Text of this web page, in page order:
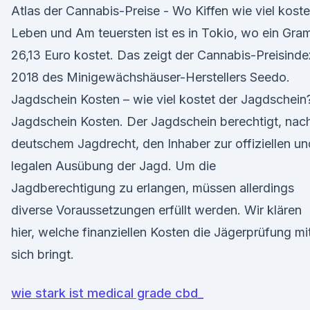
Atlas der Cannabis-Preise - Wo Kiffen wie viel
Leben und Am teuersten ist es in Tokio, wo ein
26,13 Euro kostet. Das zeigt der Cannabis-
2018 des Minigewächshäuser-Herstellers Seedo.
Jagdschein Kosten – wie viel kostet der
Jagdschein Kosten. Der Jagdschein berechtigt,
deutschem Jagdrecht, den Inhaber zur offiziellen
legalen Ausübung der Jagd. Um die
Jagdberechtigung zu erlangen, müssen allerdings
diverse Voraussetzungen erfüllt werden. Wir klären
hier, welche finanziellen Kosten die Jägerprüfung
sich bringt.
wie stark ist medical grade cbd_